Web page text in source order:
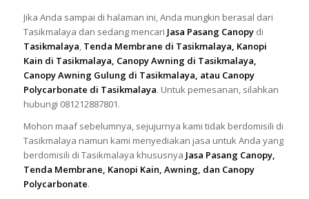
Jika Anda sampai di halaman ini, Anda mungkin berasal dari
Tasikmalaya dan sedang mencari Jasa Pasang Canopy di
Tasikmalaya, Tenda Membrane di Tasikmalaya, Kanopi
Kain di Tasikmalaya, Canopy Awning di Tasikmalaya,
Canopy Awning Gulung di Tasikmalaya, atau Canopy
Polycarbonate di Tasikmalaya. Untuk pemesanan, silahkan
hubungi 081212887801.
Mohon maaf sebelumnya, sejujurnya kami tidak berdomisili di
Tasikmalaya namun kami menyediakan jasa untuk Anda yang
berdomisili di Tasikmalaya khususnya Jasa Pasang Canopy,
Tenda Membrane, Kanopi Kain, Awning, dan Canopy
Polycarbonate.